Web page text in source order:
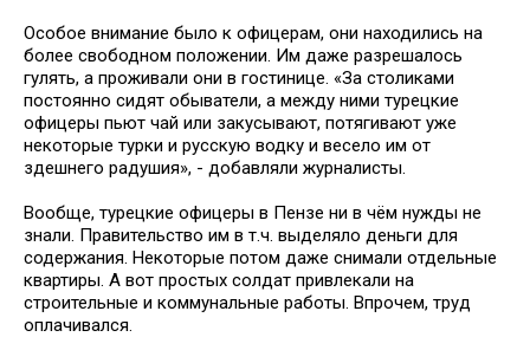
Особое внимание было к офицерам, они находились на
более свободном положении. Им даже разрешалось
гулять, а проживали они в гостинице. «За столиками
постоянно сидят обыватели, а между ними турецкие
офицеры пьют чай или закусывают, потягивают уже
некоторые турки и русскую водку и весело им от
здешнего радушия», - добавляли журналисты.
Вообще, турецкие офицеры в Пензе ни в чём нужды не
знали. Правительство им в т.ч. выделяло деньги для
содержания. Некоторые потом даже снимали отдельные
квартиры. А вот простых солдат привлекали на
строительные и коммунальные работы. Впрочем, труд
оплачивался.